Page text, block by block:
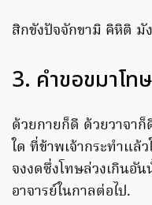
สิกขังปัจจักขามิ คิหิติ มั
3. คำขอขมาโท
ด้วยกายก็ดี ด้วยวาจา
ใด ที่ข้าพเจ้ากระทำแล้
จงงดซึ่งโทษล่วงเกินอั
อาจารย์ในกาลต่อไป.